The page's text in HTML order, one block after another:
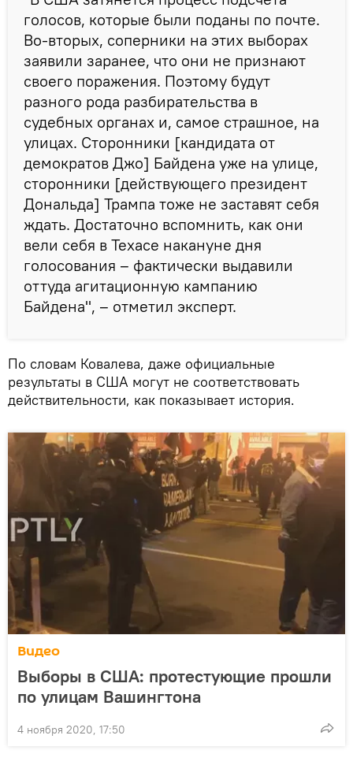
голосов, которые были поданы по почте.
Во-вторых, соперники на этих выборах
заявили заранее, что они не признают
своего поражения. Поэтому будут
разного рода разбирательства в
судебных органах и, самое страшное, на
улицах. Сторонники [кандидата от
демократов Джо] Байдена уже на улице,
сторонники [действующего президент
Дональда] Трампа тоже не заставят себя
ждать. Достаточно вспомнить, как они
вели себя в Техасе накануне дня
голосования – фактически выдавили
оттуда агитационную кампанию
Байдена", – отметил эксперт.
По словам Ковалева, даже официальные
результаты в США могут не соответствовать
действительности, как показывает история.
Видео
Выборы в США: протестующие прошли
по улицам Вашингтона
4 ноября 2020, 17:50